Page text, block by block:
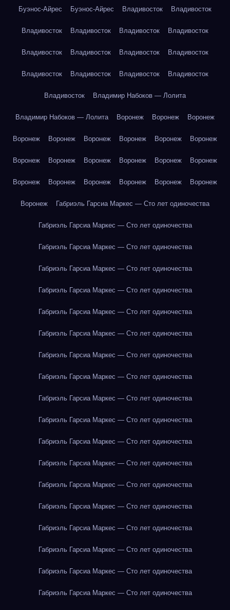
Буэнос-Айрес Буэнос-Айрес Владивосток Владивосток
Владивосток Владивосток Владивосток Владивосток
Владивосток Владивосток Владивосток Владивосток
Владивосток Владивосток Владивосток Владивосток
Владивосток Владимир Набоков — Лолита
Владимир Набоков — Лолита Воронеж Воронеж Воронеж
Воронеж Воронеж Воронеж Воронеж Воронеж Воронеж
Воронеж Воронеж Воронеж Воронеж Воронеж Воронеж
Воронеж Воронеж Воронеж Воронеж Воронеж Воронеж
Воронеж Габриэль Гарсиа Маркес — Сто лет одиночества
Габриэль Гарсиа Маркес — Сто лет одиночества
Габриэль Гарсиа Маркес — Сто лет одиночества
Габриэль Гарсиа Маркес — Сто лет одиночества
Габриэль Гарсиа Маркес — Сто лет одиночества
Габриэль Гарсиа Маркес — Сто лет одиночества
Габриэль Гарсиа Маркес — Сто лет одиночества
Габриэль Гарсиа Маркес — Сто лет одиночества
Габриэль Гарсиа Маркес — Сто лет одиночества
Габриэль Гарсиа Маркес — Сто лет одиночества
Габриэль Гарсиа Маркес — Сто лет одиночества
Габриэль Гарсиа Маркес — Сто лет одиночества
Габриэль Гарсиа Маркес — Сто лет одиночества
Габриэль Гарсиа Маркес — Сто лет одиночества
Габриэль Гарсиа Маркес — Сто лет одиночества
Габриэль Гарсиа Маркес — Сто лет одиночества
Габриэль Гарсиа Маркес — Сто лет одиночества
Габриэль Гарсиа Маркес — Сто лет одиночества
Габриэль Гарсиа Маркес — Сто лет одиночества